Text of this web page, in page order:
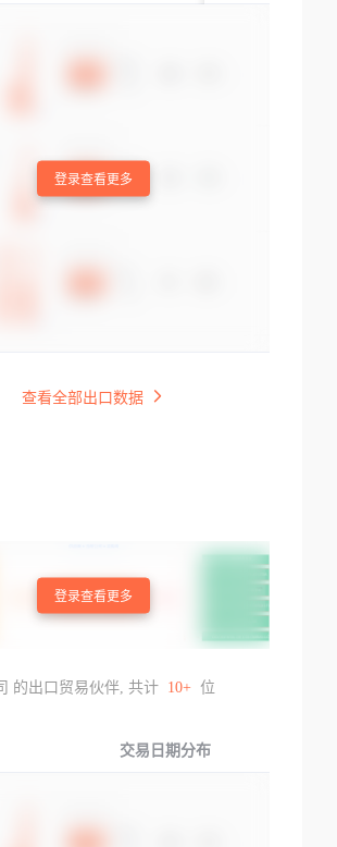
登录查看更多
查看全部出口数据
登录查看更多
的出口贸易伙伴, 共计 10+ 位
交易日期分布